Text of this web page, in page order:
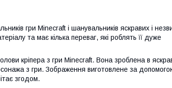
гри Minecraft і шанувальників яскравих і
та має кілька переваг, які роблять її дуже
кріпера з гри Minecraft. Вона зроблена в
з гри. Зображення виготовлене за
згодом.